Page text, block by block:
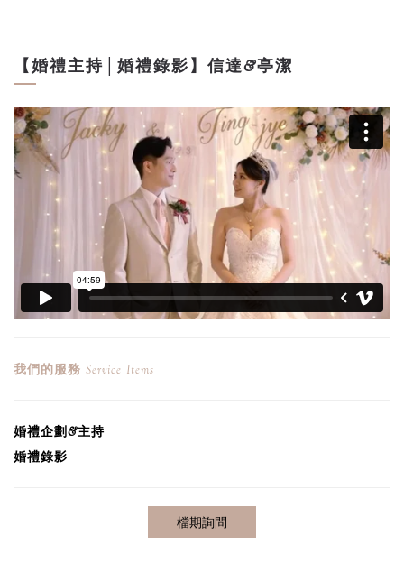
【婚禮主持│婚禮錄影】信達&亭潔
我們的服務 Service Items
婚禮企劃&主持
婚禮錄影